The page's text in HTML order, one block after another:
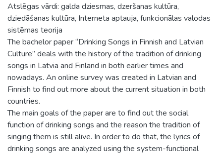
Atslēgas vārdi: galda dziesmas, dzeršanas kultūra,
dziedāšanas kultūra, Interneta aptauja, funkcionālas valodas
sistēmas teorija
The bachelor paper “Drinking Songs in Finnish and Latvian
Culture” deals with the history of the tradition of drinking
songs in Latvia and Finland in both earlier times and
nowadays. An online survey was created in Latvian and
Finnish to find out more about the current situation in both
countries.
The main goals of the paper are to find out the social
function of drinking songs and the reason the tradition of
singing them is still alive. In order to do that, the lyrics of
drinking songs are analyzed using the system-functional